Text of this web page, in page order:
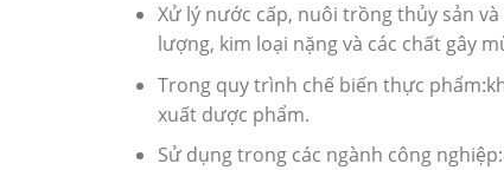
Xử lý nước cấp, nuôi trồng thủy sản
lượng, kim loại nặng và các chất gây
Trong quy trình chế biến thực
xuất dược phẩm.
Sử dụng trong các ngành công